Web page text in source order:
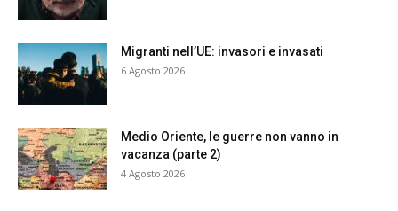
Migranti nell’UE: invasori e invasati
6 Agosto 2026
Medio Oriente, le guerre non vanno in
vacanza (parte 2)
4 Agosto 2026